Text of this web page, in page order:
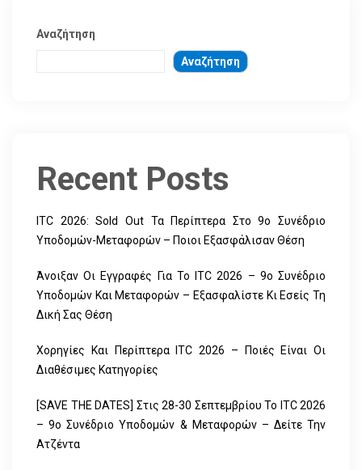
Αναζήτηση
Αναζήτηση
Recent Posts
ITC 2026: Sold Out Τα Περίπτερα Στο 9ο Συνέδριο
Υποδομών-Μεταφορών – Ποιοι Εξασφάλισαν Θέση
Άνοιξαν Οι Εγγραφές Για Το ITC 2026 – 9ο Συνέδριο
Υποδομών Και Μεταφορών – Εξασφαλίστε Κι Εσείς Τη
Δική Σας Θέση
Χορηγίες Και Περίπτερα ITC 2026 – Ποιές Είναι Οι
Διαθέσιμες Κατηγορίες
[SAVE THE DATES] Στις 28-30 Σεπτεμβρίου Το ITC 2026
– 9ο Συνέδριο Υποδομών & Μεταφορών – Δείτε Την
Ατζέντα